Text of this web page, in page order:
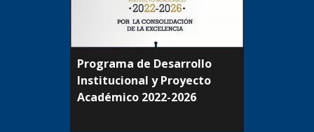
Programa de Desarrollo
Institucional y Proyecto
Académico 2022-2026